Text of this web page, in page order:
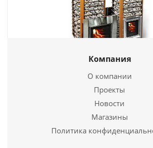
Печь для бани на дровах Ермак 24 -
Нерж. 5мл 304 INOX)
136 300
Компания
О компании
Проекты
Новости
Магазины
Политика